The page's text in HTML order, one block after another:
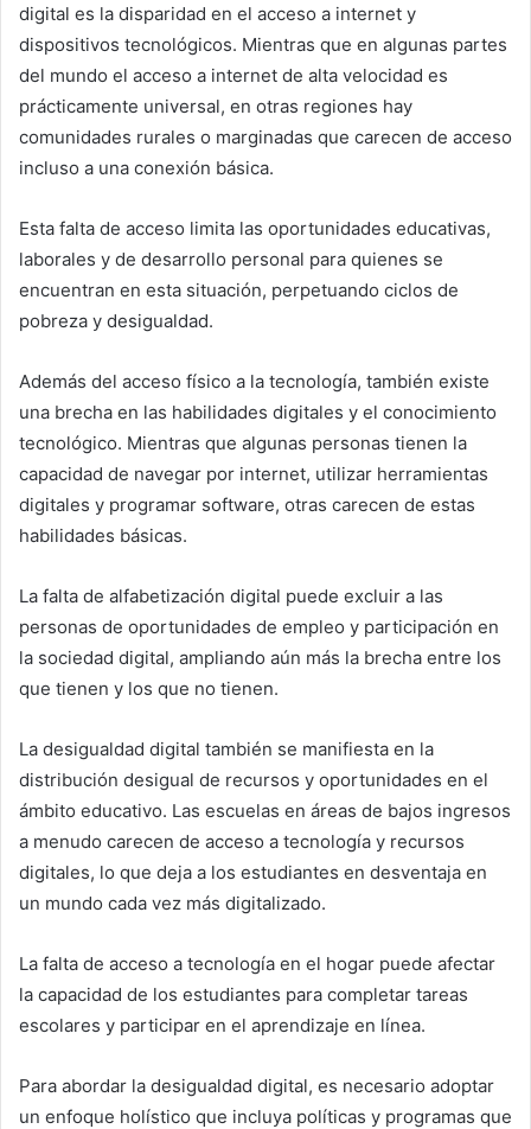
digital es la disparidad en el acceso a internet y
dispositivos tecnológicos. Mientras que en algunas partes
del mundo el acceso a internet de alta velocidad es
prácticamente universal, en otras regiones hay
comunidades rurales o marginadas que carecen de acceso
incluso a una conexión básica.
Esta falta de acceso limita las oportunidades educativas,
laborales y de desarrollo personal para quienes se
encuentran en esta situación, perpetuando ciclos de
pobreza y desigualdad.
Además del acceso físico a la tecnología, también existe
una brecha en las habilidades digitales y el conocimiento
tecnológico. Mientras que algunas personas tienen la
capacidad de navegar por internet, utilizar herramientas
digitales y programar software, otras carecen de estas
habilidades básicas.
La falta de alfabetización digital puede excluir a las
personas de oportunidades de empleo y participación en
la sociedad digital, ampliando aún más la brecha entre los
que tienen y los que no tienen.
La desigualdad digital también se manifiesta en la
distribución desigual de recursos y oportunidades en el
ámbito educativo. Las escuelas en áreas de bajos ingresos
a menudo carecen de acceso a tecnología y recursos
digitales, lo que deja a los estudiantes en desventaja en
un mundo cada vez más digitalizado.
La falta de acceso a tecnología en el hogar puede afectar
la capacidad de los estudiantes para completar tareas
escolares y participar en el aprendizaje en línea.
Para abordar la desigualdad digital, es necesario adoptar
un enfoque holístico que incluya políticas y programas que